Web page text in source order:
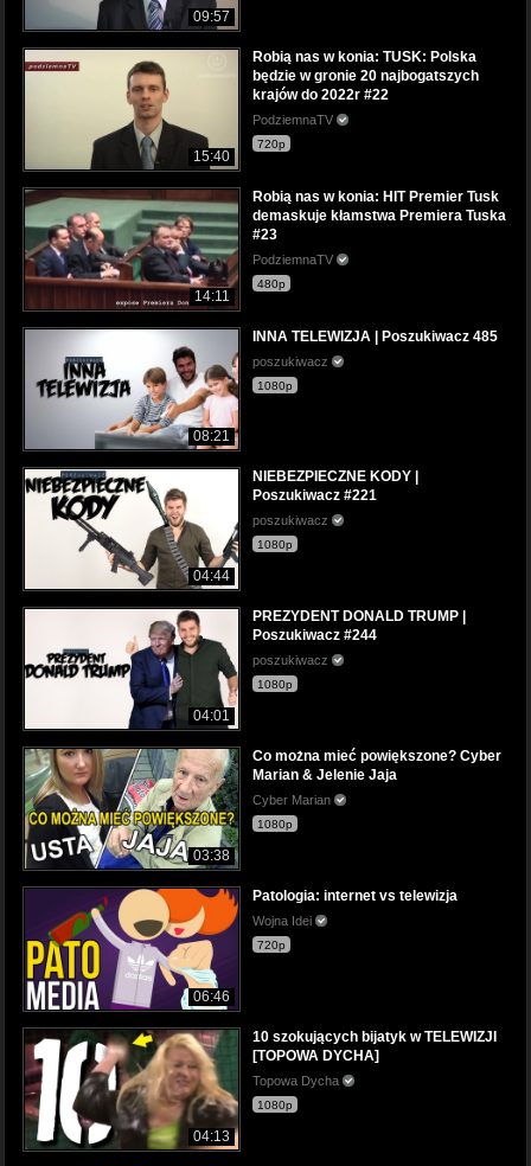
09:57
15:40
Robią nas w konia: TUSK: Polska
będzie w gronie 20 najbogatszych
krajów do 2022r #22
PodziemnaTV
720p
14:11
Robią nas w konia: HIT Premier Tusk
demaskuje kłamstwa Premiera Tuska
#23
PodziemnaTV
480p
08:21
INNA TELEWIZJA | Poszukiwacz 485
poszukiwacz
1080p
04:44
NIEBEZPIECZNE KODY |
Poszukiwacz #221
poszukiwacz
1080p
04:01
PREZYDENT DONALD TRUMP |
Poszukiwacz #244
poszukiwacz
1080p
03:38
Co można mieć powiększone? Cyber
Marian & Jelenie Jaja
Cyber Marian
1080p
06:46
Patologia: internet vs telewizja
Wojna Idei
720p
04:13
10 szokujących bijatyk w TELEWIZJI
[TOPOWA DYCHA]
Topowa Dycha
1080p